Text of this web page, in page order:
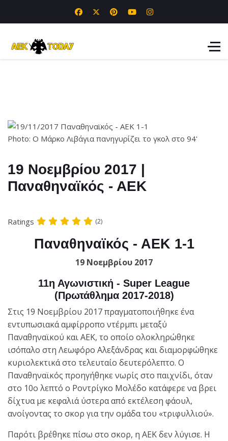
Photo: Ο Μάρκο Λιβάγια πανηγυρίζει το γκολ στο 94'
19 Νοεμβρίου 2017 |
Παναθηναϊκός - ΑΕΚ
Ratings (2)
Παναθηναϊκός - ΑΕΚ 1-1
19 Νοεμβρίου 2017
11η Αγωνιστική - Super League
(Πρωτάθλημα 2017-2018)
Στις 19 Νοεμβρίου 2017 πραγματοποιήθηκε ένα
εντυπωσιακά αμφίρροπο ντέρμπι μεταξύ
Παναθηναϊκού και ΑΕΚ, το οποίο ολοκληρώθηκε
ισόπαλο στη Λεωφόρο Αλεξάνδρας και διαμορφώθηκε
κυριολεκτικά στο τελευταίο δευτερόλεπτο. Ο
Παναθηναϊκός προηγήθηκε νωρίς στο παιχνίδι, όταν
στο 10ο λεπτό ο Ροντρίγκο Μολέδο κατάφερε να βρει
δίχτυα με κεφαλιά ύστερα από εκτέλεση φάουλ,
ανοίγοντας το σκορ για την ομάδα του «τριφυλλιού».
Παρότι βρέθηκε πίσω στο σκορ, η ΑΕΚ δεν λύγισε. Η